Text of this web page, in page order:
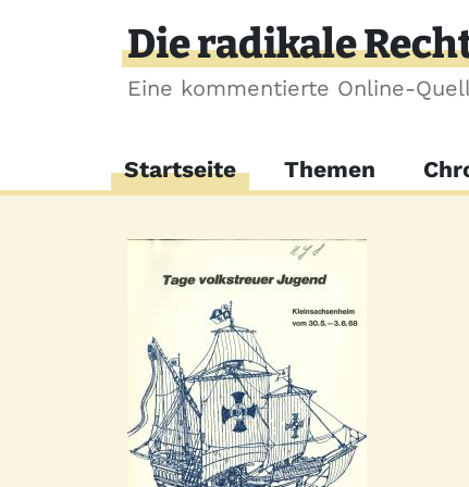
Die radikale
Eine kommentierte Online-
Hauptnavigation
Startseite Themen